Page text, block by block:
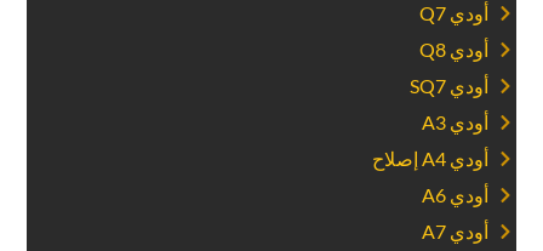
‏أودي Q7‏
‏أودي Q8‏
‏أودي SQ7‏
‏أودي A3‏
‏أودي A4 إصلاح‏
‏أودي A6‏
‏أودي A7‏